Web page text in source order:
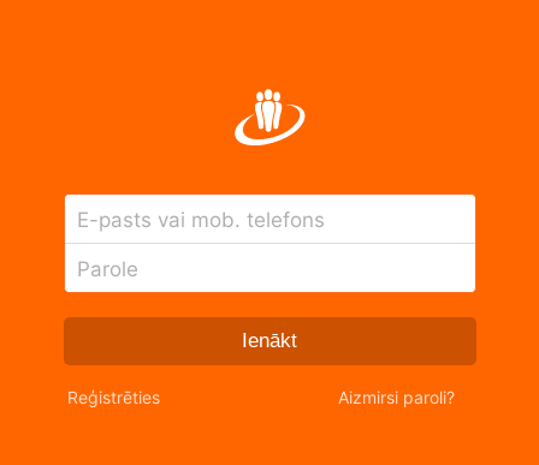
E-pasts vai mob. telefons
Parole
Ienākt
Reģistrēties Aizmirsi paroli?